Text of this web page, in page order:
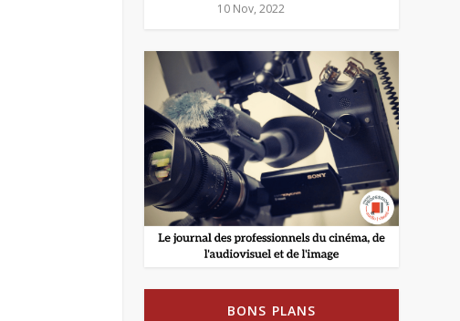
10 Nov, 2022
BONS PLANS